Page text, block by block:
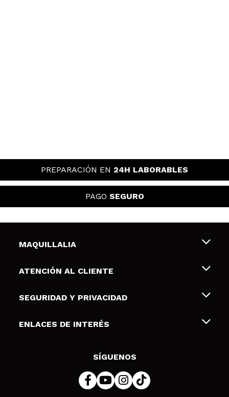
PREPARACIÓN EN 24H LABORABLES
PAGO SEGURO
MAQUILLALIA
Sobre nosotros
Tarjetas de Regalo
ATENCIÓN AL CLIENTE
Envíos y devoluciones
Formas de pago
SEGURIDAD Y PRIVACIDAD
Terminos y condiciones de uso
Política de cookies
ENLACES DE INTERÉS
SÍGUENOS